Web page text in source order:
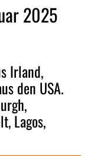
2025
Irland,
den USA.
Lagos,